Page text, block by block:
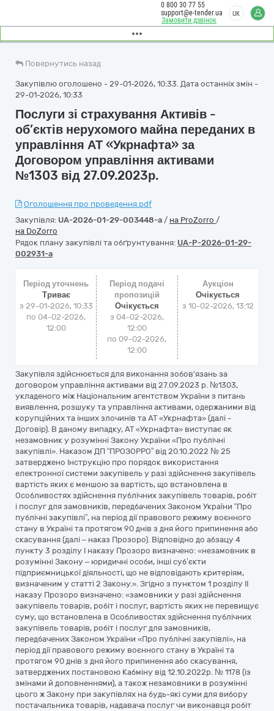
Замовити дзвінок
0 800 30 77 55
support@e-tender.ua
UK
Повернутись назад
Закупівлю оголошено - 29-01-2026, 10:33. Дата останніх змін -
29-01-2026, 10:33
Послуги зі страхування Активів -
об’єктів нерухомого майна переданих в
управління АТ «Укрнафта» за
Договором управління активами
№1303 від 27.09.2023р.
Оголошення про проведення.pdf
Закупівля: UA-2026-01-29-003448-a / на ProZorro /
на DoZorro
Рядок плану закупівлі та обґрунтування: UA-P-2026-01-29-
002931-a
Період уточнень
Триває
з 29-01-2026, 10:33
по 04-02-2026,
12:00
Період подачі
пропозицій
Очікується
з 04-02-2026,
12:00
по 09-02-2026,
12:00
Аукціон
Очікується
з 10-02-2026, 13:12
Закупівля здійснюється для виконання зобов'язань за
договором управління активами від 27.09.2023 р. №1303,
укладеного між Національним агентством України з питань
виявлення, розшуку та управління активами, одержаними від
корупційних та інших злочинів та АТ «Укрнафта» (далі -
Договір). В даному випадку, АТ «Укрнафта» виступає як
незамовник у розумінні Закону України «Про публічні
закупівлі». Наказом ДП “ПРОЗОРРО” від 20.10.2022 № 25
затверджено Інструкцію про порядок використання
електронної системи закупівель у разі здійснення закупівель
вартість яких є меншою за вартість, що встановлена в
Особливостях здійснення публічних закупівель товарів, робіт
і послуг для замовників, передбачених Законом України “Про
публічні закупівлі”, на період дії правового режиму воєнного
стану в Україні та протягом 90 днів з дня його припинення або
скасування (далі – наказ Прозоро). Відповідно до абзацу 4
пункту 3 розділу І наказу Прозоро визначено: «незамовник в
розумінні Закону – юридичні особи, інші суб’єкти
підприємницької діяльності, що не відповідають критеріям,
визначеним у статті 2 Закону.». Згідно з пунктом 1 розділу ІІ
наказу Прозоро визначено: «замовники у разі здійснення
закупівель товарів, робіт і послуг, вартість яких не перевищує
суму, що встановлена в Особливостях здійснення публічних
закупівель товарів, робіт і послуг для замовників,
передбачених Законом України «Про публічні закупівлі», на
період дії правового режиму воєнного стану в Україні та
протягом 90 днів з дня його припинення або скасування,
затверджених постановою Кабміну від 12.10.2022р. № 1178 (із
змінами й доповненнями), а також незамовники в розумінні
цього ж Закону при закупівлях на будь-які суми для вибору
постачальника товарів, надавача послуг чи виконавця робіт